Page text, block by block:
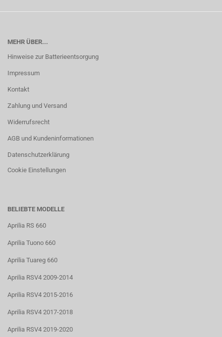
MEHR ÜBER...
Hinweise zur Batterieentsorgung
Impressum
Kontakt
Zahlung und Versand
Widerrufsrecht
AGB und Kundeninformationen
Datenschutzerklärung
Cookie Einstellungen
BELIEBTE MODELLE
Aprilia RS 660
Aprilia Tuono 660
Aprilia Tuareg 660
Aprilia RSV4 2009-2014
Aprilia RSV4 2015-2016
Aprilia RSV4 2017-2018
Aprilia RSV4 2019-2020